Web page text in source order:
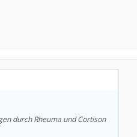
durch Rheuma und Cortison